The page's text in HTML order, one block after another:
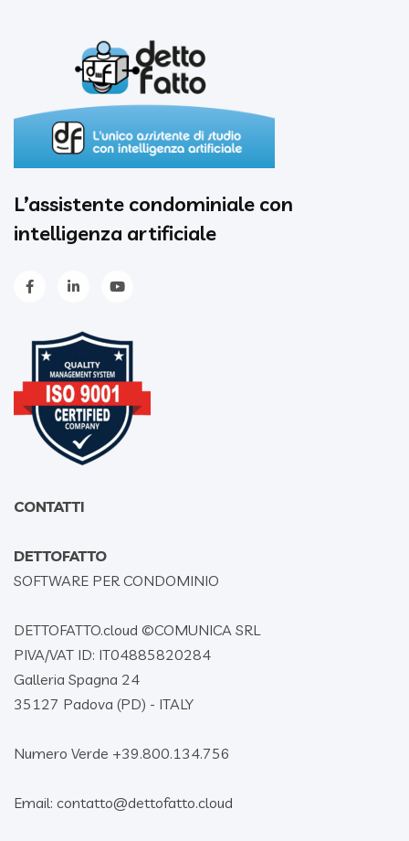
L’assistente condominiale con
intelligenza artificiale
CONTATTI
DETTOFATTO
SOFTWARE PER CONDOMINIO
DETTOFATTO.cloud ©COMUNICA SRL
PIVA/VAT ID: IT04885820284
Galleria Spagna 24
35127 Padova (PD) - ITALY
Numero Verde +39.800.134.756
Email: contatto@dettofatto.cloud